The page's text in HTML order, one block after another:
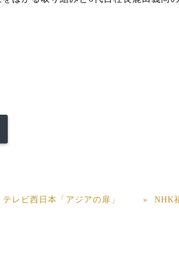
テレビ西日本「アジアの扉」 NHK